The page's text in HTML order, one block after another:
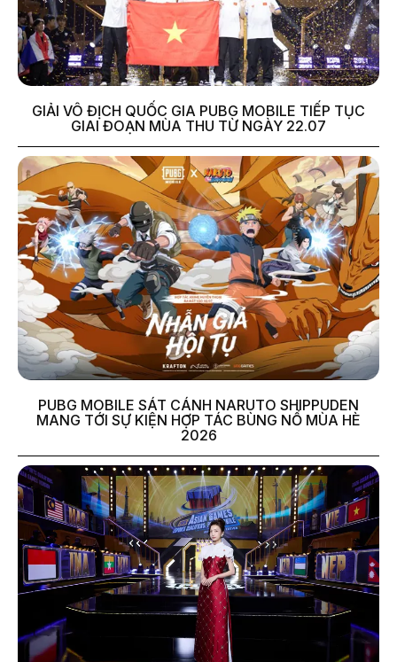
GIẢI VÔ ĐỊCH QUỐC GIA PUBG MOBILE TIẾP TỤC
GIAI ĐOẠN MÙA THU TỪ NGÀY 22.07
PUBG MOBILE SÁT CÁNH NARUTO SHIPPUDEN
MANG TỚI SỰ KIỆN HỢP TÁC BÙNG NỔ MÙA HÈ
2026